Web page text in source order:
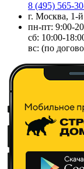
8 (495) 565-
г. Москва, 1-
пн-пт: 9:00-
сб: 10:00-
вс: (по